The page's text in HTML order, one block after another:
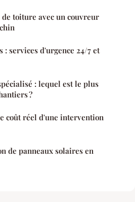
toiture avec un couvreur
services d'urgence 24/7 et
: lequel est le plus
?
coût réel d'une intervention
de panneaux solaires en